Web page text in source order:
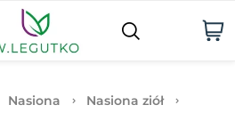
Nasiona
Nasiona ziół